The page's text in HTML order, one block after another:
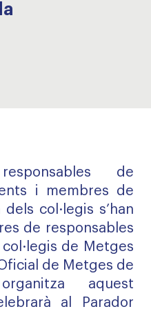
de
i membres de
col·legis s’han
de responsables
de Metges
de Metges de
aquest
al Parador